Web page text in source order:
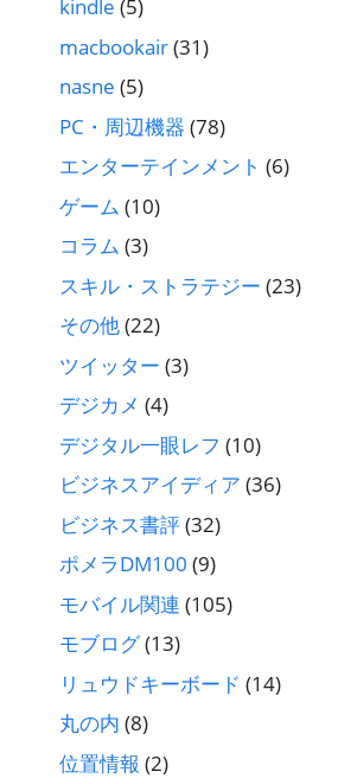
kindle (5)
macbookair(31)
nasne (5)
PC・周辺機器 (78)
エンターテインメント (6)
ゲーム (10)
コラム (3)
スキル・ストラテジー (23)
その他(22)
ツイッター (3)
デジカメ (4)
デジタル一眼レフ (10)
ビジネスアイディア (36)
ビジネス書評(32)
ポメラDM100 (9)
モバイル関連 (105)
モブログ(13)
リュウドキーボード (14)
丸の内 (8)
位置情報 (2)